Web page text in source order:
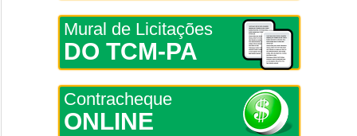
Mural de Licitações
DO TCM-PA
Contracheque
ONLINE